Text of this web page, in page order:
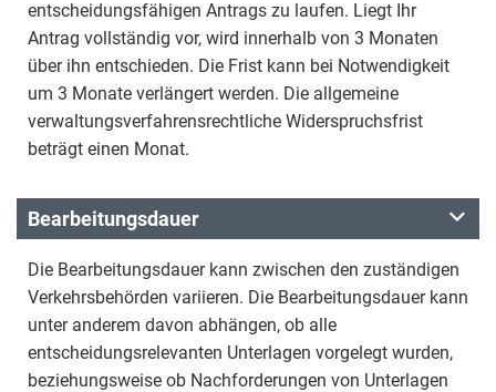
entscheidungsfähigen Antrags zu laufen. Liegt Ihr
Antrag vollständig vor, wird innerhalb von 3 Monaten
über ihn entschieden. Die Frist kann bei Notwendigkeit
um 3 Monate verlängert werden. Die allgemeine
verwaltungsverfahrensrechtliche Widerspruchsfrist
beträgt einen Monat.
Bearbeitungsdauer
Die Bearbeitungsdauer kann zwischen den zuständigen
Verkehrsbehörden variieren. Die Bearbeitungsdauer kann
unter anderem davon abhängen, ob alle
entscheidungsrelevanten Unterlagen vorgelegt wurden,
beziehungsweise ob Nachforderungen von Unterlagen